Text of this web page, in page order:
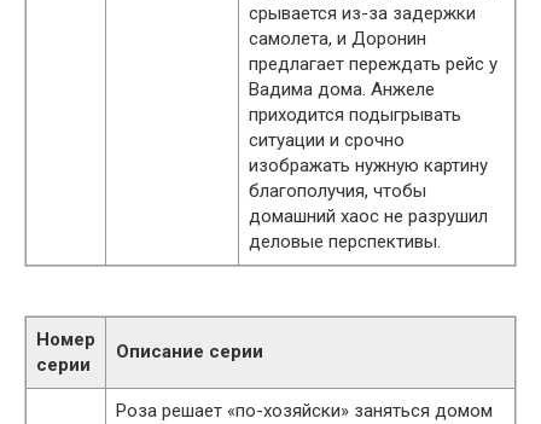
срывается из-за задержки
самолета, и Доронин
предлагает переждать рейс у
Вадима дома. Анжеле
приходится подыгрывать
ситуации и срочно
изображать нужную картину
благополучия, чтобы
домашний хаос не разрушил
деловые перспективы.
Номер
серии
Описание серии
Роза решает «по-хозяйски» заняться домом